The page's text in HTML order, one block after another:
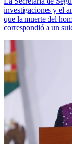
investigaciones y el
que la muerte del
correspondió a un